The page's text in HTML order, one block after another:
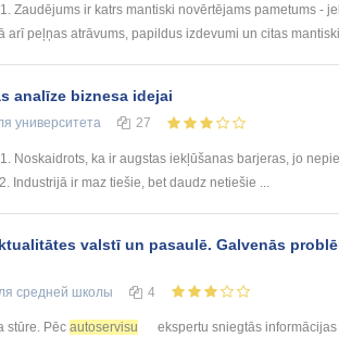
Zaudējums ir katrs mantiski novērtējams pametums -
arī peļņas atrāvums, papildus izdevumi un citas mantiski
analīze biznesa idejai
университета 27
Noskaidrots, ka ir augstas iekļūšanas barjeras, jo
Industrijā ir maz tiešie, bet daudz netiešie ...
valstī un pasaulē. Galvenās
средней школы 4
stūre. Pēc autoservisu ekspertu sniegtās informācijas